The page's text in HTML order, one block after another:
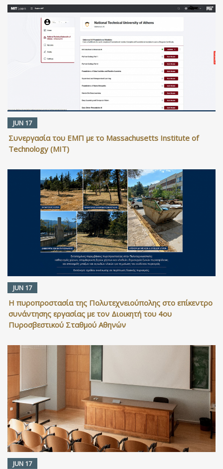
JUN 17
Συνεργασία του ΕΜΠ με το Massachusetts Institute of
Technology (MIT)
JUN 17
Η πυροπροστασία της Πολυτεχνειούπολης στο επίκεντρο
συνάντησης εργασίας με τον Διοικητή του 4ου
Πυροσβεστικού Σταθμού Αθηνών
JUN 17